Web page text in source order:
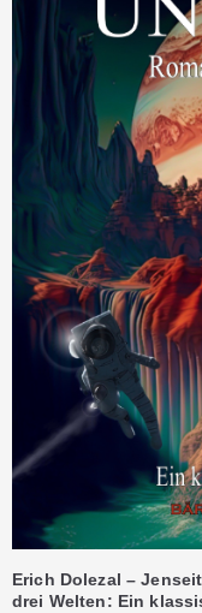
Erich Dolezal –
drei Welten: Ein